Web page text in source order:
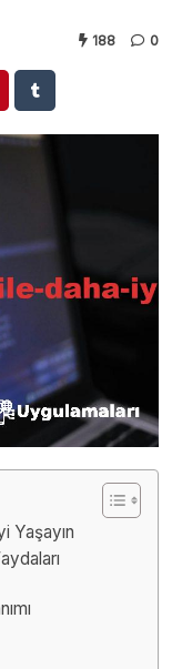
188 0
Yaşayın